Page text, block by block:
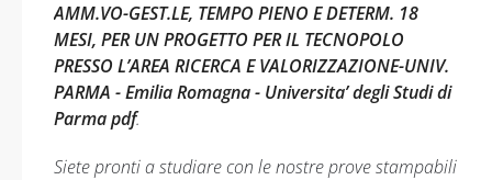
AMM.VO-GEST.LE, TEMPO PIENO E DETERM. 18
MESI, PER UN PROGETTO PER IL TECNOPOLO
PRESSO L’AREA RICERCA E VALORIZZAZIONE-UNIV.
PARMA - Emilia Romagna - Universita’ degli Studi di
Parma pdf.
Siete pronti a studiare con le nostre prove stampabili